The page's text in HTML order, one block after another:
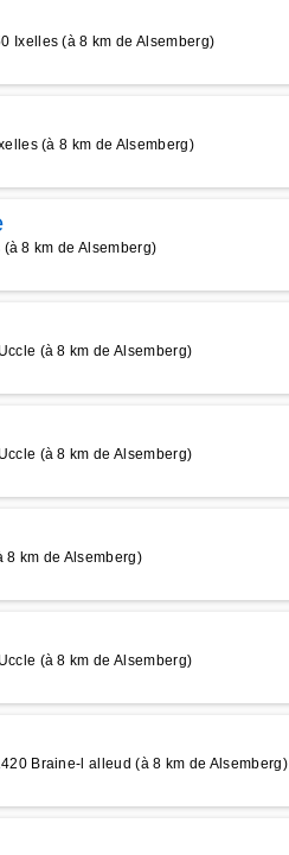
Ixelles (à 8 km de Alsemberg)
(à 8 km de Alsemberg)
8 km de Alsemberg)
(à 8 km de Alsemberg)
(à 8 km de Alsemberg)
8 km de Alsemberg)
(à 8 km de Alsemberg)
Braine-l alleud (à 8 km de Alsemberg)